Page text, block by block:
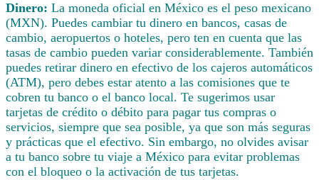
Dinero: La moneda oficial en México es el peso mexicano
(MXN). Puedes cambiar tu dinero en bancos, casas de
cambio, aeropuertos o hoteles, pero ten en cuenta que las
tasas de cambio pueden variar considerablemente. También
puedes retirar dinero en efectivo de los cajeros automáticos
(ATM), pero debes estar atento a las comisiones que te
cobren tu banco o el banco local. Te sugerimos usar
tarjetas de crédito o débito para pagar tus compras o
servicios, siempre que sea posible, ya que son más seguras
y prácticas que el efectivo. Sin embargo, no olvides avisar
a tu banco sobre tu viaje a México para evitar problemas
con el bloqueo o la activación de tus tarjetas.